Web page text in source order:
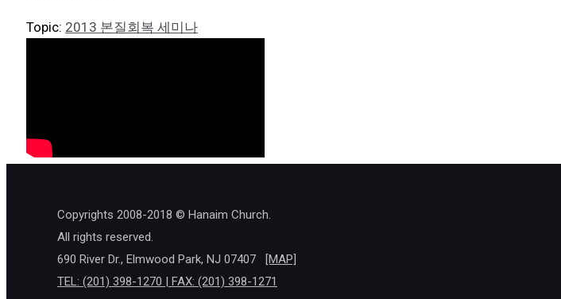
Topic: 2013 본질회복 세미나
Copyrights 2008-2018 © Hanaim Church.
All rights reserved.
690 River Dr., Elmwood Park, NJ 07407
[MAP]
TEL: (201) 398-1270 | FAX: (201) 398-1271